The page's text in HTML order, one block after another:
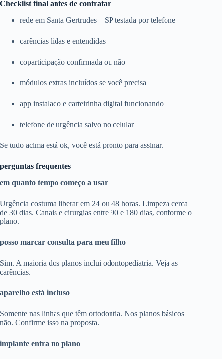
Checklist final antes de contratar
rede em Santa Gertrudes – SP testada por telefone
carências lidas e entendidas
coparticipação confirmada ou não
módulos extras incluídos se você precisa
app instalado e carteirinha digital funcionando
telefone de urgência salvo no celular
Se tudo acima está ok, você está pronto para assinar.
perguntas frequentes
em quanto tempo começo a usar
Urgência costuma liberar em 24 ou 48 horas. Limpeza cerca
de 30 dias. Canais e cirurgias entre 90 e 180 dias, conforme o
plano.
posso marcar consulta para meu filho
Sim. A maioria dos planos inclui odontopediatria. Veja as
carências.
aparelho está incluso
Somente nas linhas que têm ortodontia. Nos planos básicos
não. Confirme isso na proposta.
implante entra no plano